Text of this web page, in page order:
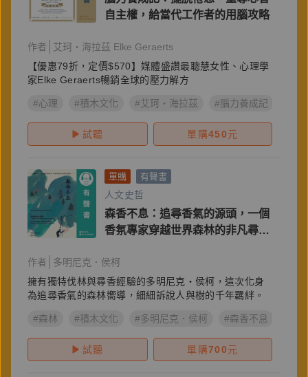
自主權，給當代工作者的用腦攻略
作者
艾珂・海拉茲 Elke Geraerts
【優惠79折，定價$570】媒體盛讚最聰慧女性、心理學
家Elke Geraerts暢銷全球的壓力解方
#心理 #積木文化 #艾珂・海拉茲 #腦力養成記
試聽 單購450元
單購 有聲書
人文史哲
森香不息：追尋香氣的源頭，一個
香氛專家穿越世界森林的非凡尋香
作者
多明尼克．侯柯
擁有獨特伐林與尋香經驗的多明尼克・侯柯，這次化身
為追尋香氣的森林嚮導，細細訴說人與樹的千年羈絆。
#森林 #積木文化 #多明尼克．侯柯 #森香不息
試聽 單購700元